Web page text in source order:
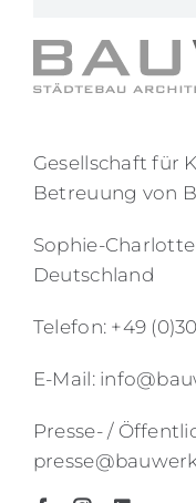
Gesellschaft für
Betreuung von
Sophie-
Deutschland
Telefon: +49
E-Mail:
Presse- /